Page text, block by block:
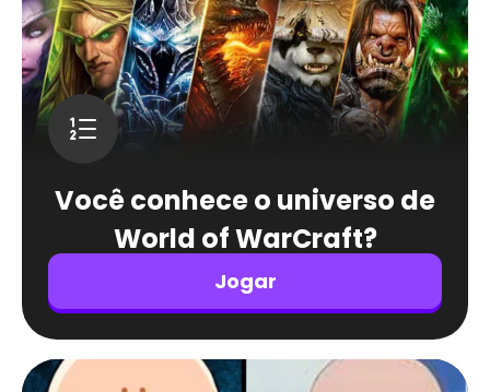
Você conhece o universo de
World of WarCraft?
Jogar